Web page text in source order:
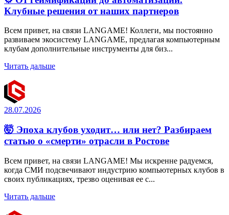
Клубные решения от наших партнеров
Всем привет, на связи LANGAME! Коллеги, мы постоянно
развиваем экосистему LANGAME, предлагая компьютерным
клубам дополнительные инструменты для биз...
Читать дальше
28.07.2026
🤯 Эпоха клубов уходит… или нет? Разбираем
статью о «смерти» отрасли в Ростове
Всем привет, на связи LANGAME! Мы искренне радуемся,
когда СМИ подсвечивают индустрию компьютерных клубов в
своих публикациях, трезво оценивая ее с...
Читать дальше